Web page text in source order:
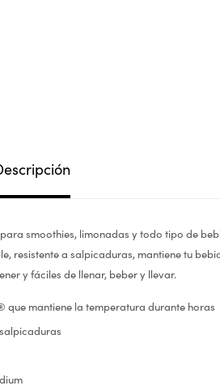
smoothies, limonadas y todo tipo de
resistente a salpicaduras, mantiene tu
y fáciles de llenar, beber y llevar.
que mantiene la temperatura durante horas